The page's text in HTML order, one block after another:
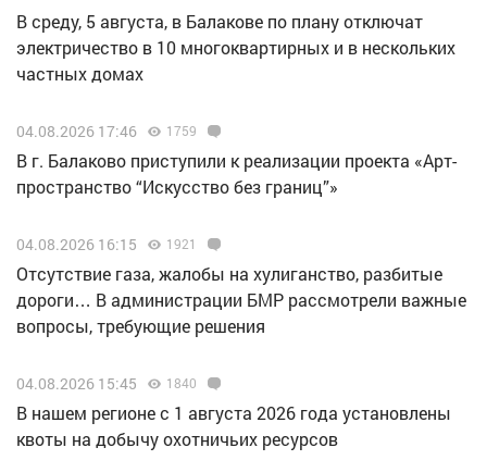
В среду, 5 августа, в Балакове по плану отключат
электричество в 10 многоквартирных и в нескольких
частных домах
04.08.2026 17:46 1759
В г. Балаково приступили к реализации проекта «Арт-
пространство “Искусство без границ”»
04.08.2026 16:15 1921
Отсутствие газа, жалобы на хулиганство, разбитые
дороги… В администрации БМР рассмотрели важные
вопросы, требующие решения
04.08.2026 15:45 1840
В нашем регионе с 1 августа 2026 года установлены
квоты на добычу охотничьих ресурсов